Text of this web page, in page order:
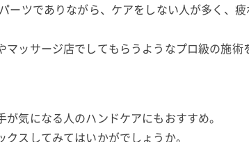
ーツでありながら、ケアをしない人が多く、疲
ッサージ店でしてもらうようなプロ級の施術
気になる人のハンドケアにもおすすめ。
スしてみてはいかがでしょうか。